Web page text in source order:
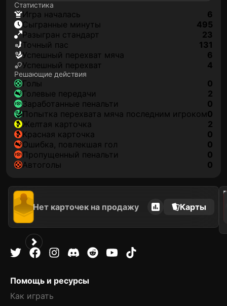
Статистика
игра началась
6
сыгранные минуты
495
разыгран стандарт
23
точный пас
131
успешный перехват мяча
6
успешный перехват
4
Решающие действия
голы
0
голевые передачи
2
заработанные пенальти
0
попытка перехвата мяча последним игроком0
желтая карточка
2
красная карточка
0
ошибка, повлекшая гол
0
пропущенный пенальти
0
автоголы
0
Нет карточек на продажу Карты
2022
Помощь и ресурсы
Как играть